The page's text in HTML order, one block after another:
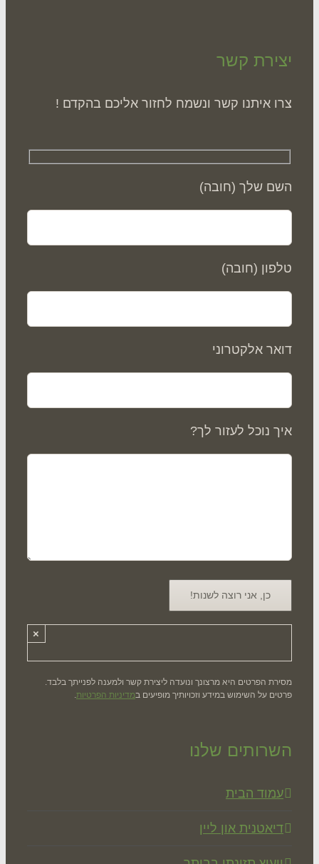
קשר
איתנו קשר ונשמח לחזור אליכם בהקדם !
שלך (חובה)
(חובה)
אלקטרוני
נוכל לעזור לך?
הפרטים היא מרצונך ונועדה ליצירת קשר ולמענה לפנייתך בלבד.
על השימוש במידע וזכויותיך מופיעים ב מדיניות הפרטיות.
שלנו
הבית
און ליין